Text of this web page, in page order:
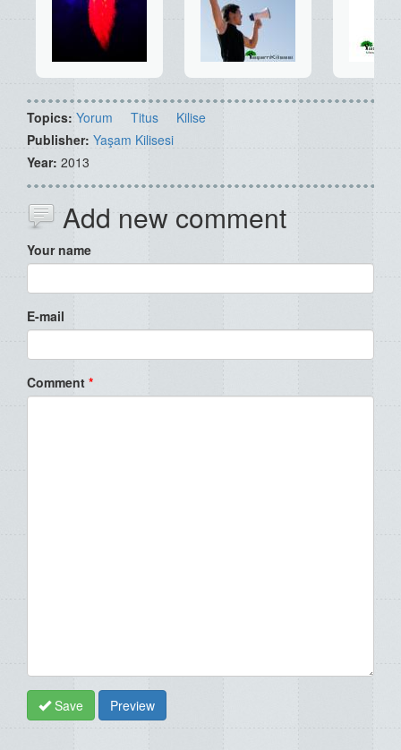
Topics: Yorum Titus
Kilise
Publisher: Yaşam Kilisesi
Year: 2013
Add new comment
Your name
E-mail
Comment *
Save Preview